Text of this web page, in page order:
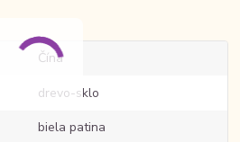
Čína
drevo-sklo
biela patina